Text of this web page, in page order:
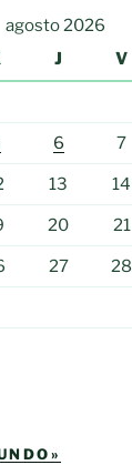
agosto 2026
J V
6 7
13 14
20 21
27 28